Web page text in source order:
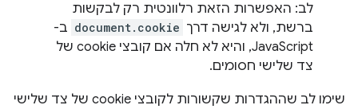
לב: האפשרות הזאת רלוונטית רק לבקשות
ברשת, ולא לגישה דרך document.cookie ב-
JavaScript, והיא לא חלה אם קובצי cookie של
צד שלישי חסומים.
שימו לב שההגדרות שקשורות לקובצי cookie של צד שלישי